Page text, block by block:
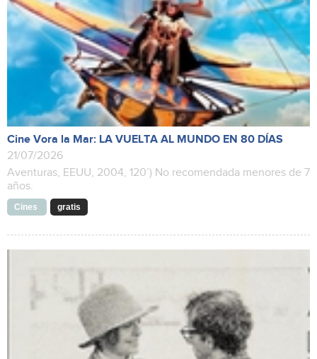
Cine Vora la Mar: LA VUELTA AL MUNDO EN 80 DÍAS
21/07/2026
Aventuras, EEUU, 2004, 120’) No recomendada menores de 7
años.
Cines gratis